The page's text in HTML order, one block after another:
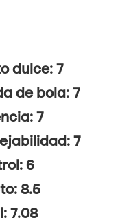
dulce: 7
de bola: 7
7
7
6
8.5
7.08